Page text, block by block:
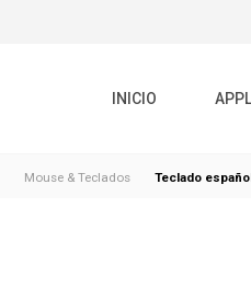
INICIO
Mouse & Teclados Teclado